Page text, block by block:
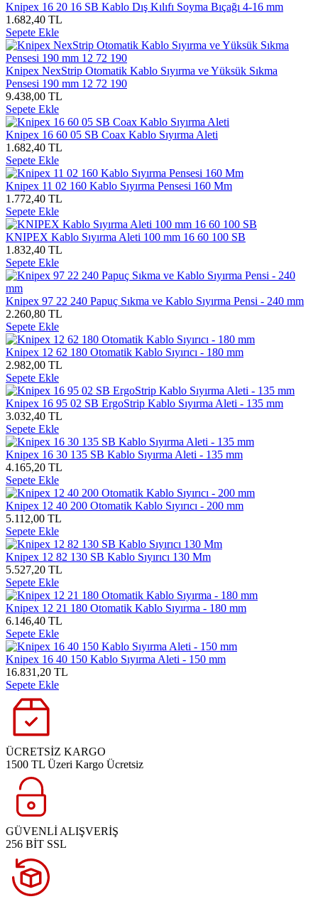
Knipex 16 20 16 SB Kablo Dış Kılıfı Soyma Bıçağı 4-16 mm
1.682,40 TL
Sepete Ekle
Knipex NexStrip Otomatik Kablo Sıyırma ve Yüksük Sıkma
Pensesi 190 mm 12 72 190
9.438,00 TL
Sepete Ekle
Knipex 16 60 05 SB Coax Kablo Sıyırma Aleti
1.682,40 TL
Sepete Ekle
Knipex 11 02 160 Kablo Sıyırma Pensesi 160 Mm
1.772,40 TL
Sepete Ekle
KNIPEX Kablo Sıyırma Aleti 100 mm 16 60 100 SB
1.832,40 TL
Sepete Ekle
Knipex 97 22 240 Papuç Sıkma ve Kablo Sıyırma Pensi - 240 mm
2.260,80 TL
Sepete Ekle
Knipex 12 62 180 Otomatik Kablo Sıyırıcı - 180 mm
2.982,00 TL
Sepete Ekle
Knipex 16 95 02 SB ErgoStrip Kablo Sıyırma Aleti - 135 mm
3.032,40 TL
Sepete Ekle
Knipex 16 30 135 SB Kablo Sıyırma Aleti - 135 mm
4.165,20 TL
Sepete Ekle
Knipex 12 40 200 Otomatik Kablo Sıyırıcı - 200 mm
5.112,00 TL
Sepete Ekle
Knipex 12 82 130 SB Kablo Sıyırıcı 130 Mm
5.527,20 TL
Sepete Ekle
Knipex 12 21 180 Otomatik Kablo Sıyırma - 180 mm
6.146,40 TL
Sepete Ekle
Knipex 16 40 150 Kablo Sıyırma Aleti - 150 mm
16.831,20 TL
Sepete Ekle
ÜCRETSİZ KARGO
1500 TL Üzeri Kargo Ücretsiz
GÜVENLİ ALIŞVERİŞ
256 BİT SSL